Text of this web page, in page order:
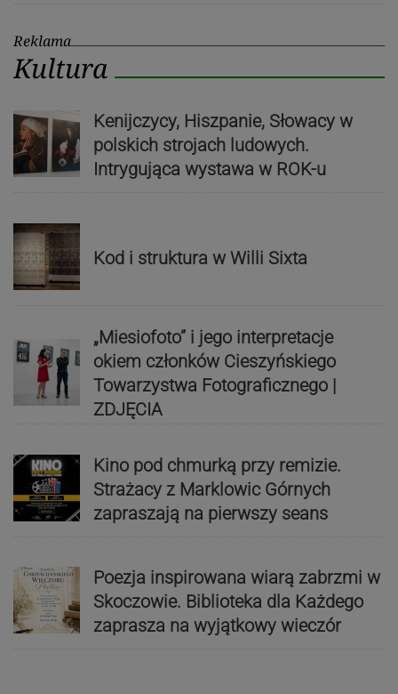
Reklama
Kultura
Kenijczycy, Hiszpanie, Słowacy w
polskich strojach ludowych.
Intrygująca wystawa w ROK-u
Kod i struktura w Willi Sixta
„Miesiofoto” i jego interpretacje
okiem członków Cieszyńskiego
Towarzystwa Fotograficznego |
ZDJĘCIA
Kino pod chmurką przy remizie.
Strażacy z Marklowic Górnych
zapraszają na pierwszy seans
Poezja inspirowana wiarą zabrzmi w
Skoczowie. Biblioteka dla Każdego
zaprasza na wyjątkowy wieczór